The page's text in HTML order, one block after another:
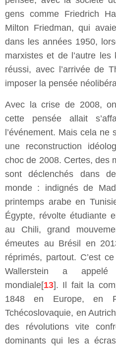
gens comme Friedrich
Milton Friedman, qui
dans les années 1950,
marxistes et de l’autre
réussi, avec l’arrivée de
imposer la pensée
Avec la crise de 2008,
cette pensée allait
l’événement. Mais cela ne
une reconstruction
choc de 2008. Certes, des
sont déclenchés dans
monde : indignés de
printemps arabe en
Égypte, révolte étudiante
au Chili, grand
émeutes au Brésil en
réprimés, partout. C’est
Wallerstein a appelé
mondiale[13]. Il fait la
1848 en Europe, en
Tchécoslovaquie, en
des révolutions vite
dominants qui les a